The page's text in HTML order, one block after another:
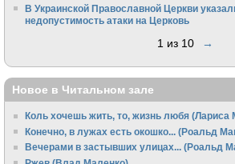
В Украинской Православной Церкви
недопустимость атаки на Церковь
1 из 10 →
Новое в Читальном зале
Коль хочешь жить, то, жизнь любя (Лариса
Конечно, в лужах есть окошко... (Роальд
Вечерами в застывших улицах... (Роальд